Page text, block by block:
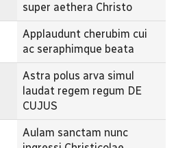
super aethera Christo
Applaudunt cherubim cui
ac seraphimque beata
Astra polus arva simul
laudat regem regum DE
CUJUS
Aulam sanctam nunc